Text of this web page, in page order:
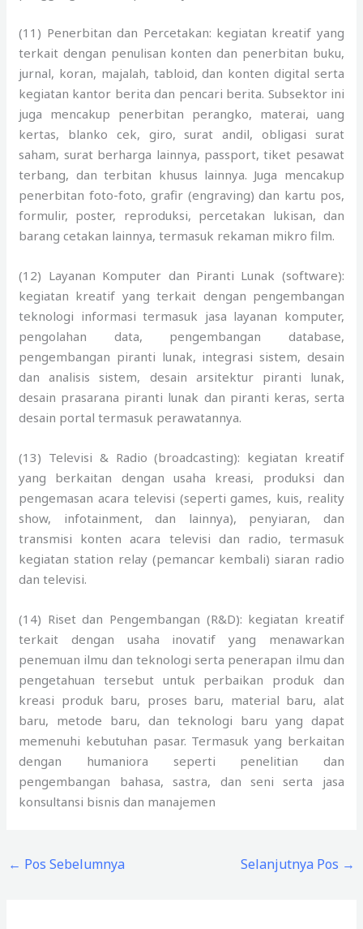
(11) Penerbitan dan Percetakan: kegiatan kreatif yang
terkait dengan penulisan konten dan penerbitan buku,
jurnal, koran, majalah, tabloid, dan konten digital serta
kegiatan kantor berita dan pencari berita. Subsektor ini
juga mencakup penerbitan perangko, materai, uang
kertas, blanko cek, giro, surat andil, obligasi surat
saham, surat berharga lainnya, passport, tiket pesawat
terbang, dan terbitan khusus lainnya. Juga mencakup
penerbitan foto-foto, grafir (engraving) dan kartu pos,
formulir, poster, reproduksi, percetakan lukisan, dan
barang cetakan lainnya, termasuk rekaman mikro film.
(12) Layanan Komputer dan Piranti Lunak (software):
kegiatan kreatif yang terkait dengan pengembangan
teknologi informasi termasuk jasa layanan komputer,
pengolahan data, pengembangan database,
pengembangan piranti lunak, integrasi sistem, desain
dan analisis sistem, desain arsitektur piranti lunak,
desain prasarana piranti lunak dan piranti keras, serta
desain portal termasuk perawatannya.
(13) Televisi & Radio (broadcasting): kegiatan kreatif
yang berkaitan dengan usaha kreasi, produksi dan
pengemasan acara televisi (seperti games, kuis, reality
show, infotainment, dan lainnya), penyiaran, dan
transmisi konten acara televisi dan radio, termasuk
kegiatan station relay (pemancar kembali) siaran radio
dan televisi.
(14) Riset dan Pengembangan (R&D): kegiatan kreatif
terkait dengan usaha inovatif yang menawarkan
penemuan ilmu dan teknologi serta penerapan ilmu dan
pengetahuan tersebut untuk perbaikan produk dan
kreasi produk baru, proses baru, material baru, alat
baru, metode baru, dan teknologi baru yang dapat
memenuhi kebutuhan pasar. Termasuk yang berkaitan
dengan humaniora seperti penelitian dan
pengembangan bahasa, sastra, dan seni serta jasa
konsultansi bisnis dan manajemen
← Pos Sebelumnya Selanjutnya Pos →